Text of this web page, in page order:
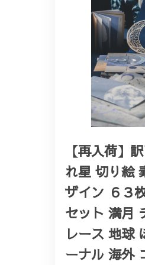
【再入荷】
れ星 切り絵
ザイン ６３
セット 満月
レース 地球
ーナル 海外